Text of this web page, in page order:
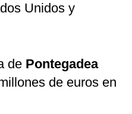
Unidos y
de Pontegadea
de euros en